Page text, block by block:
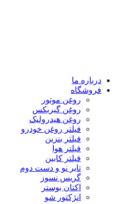
درباره ما
فروشگاه
روغن موتور
روغن گیربکس
روغن هیدرولیک
فیلتر روغن خودرو
فیلتر بنزین
فیلتر هوا
فیلتر کابین
تایر نو و دست دوم
گریس نسوز
اکتان بوستر
انژکتور شو